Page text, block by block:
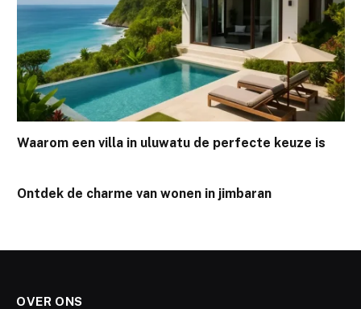
Waarom een villa in uluwatu de perfecte keuze is
Ontdek de charme van wonen in jimbaran
OVER ONS